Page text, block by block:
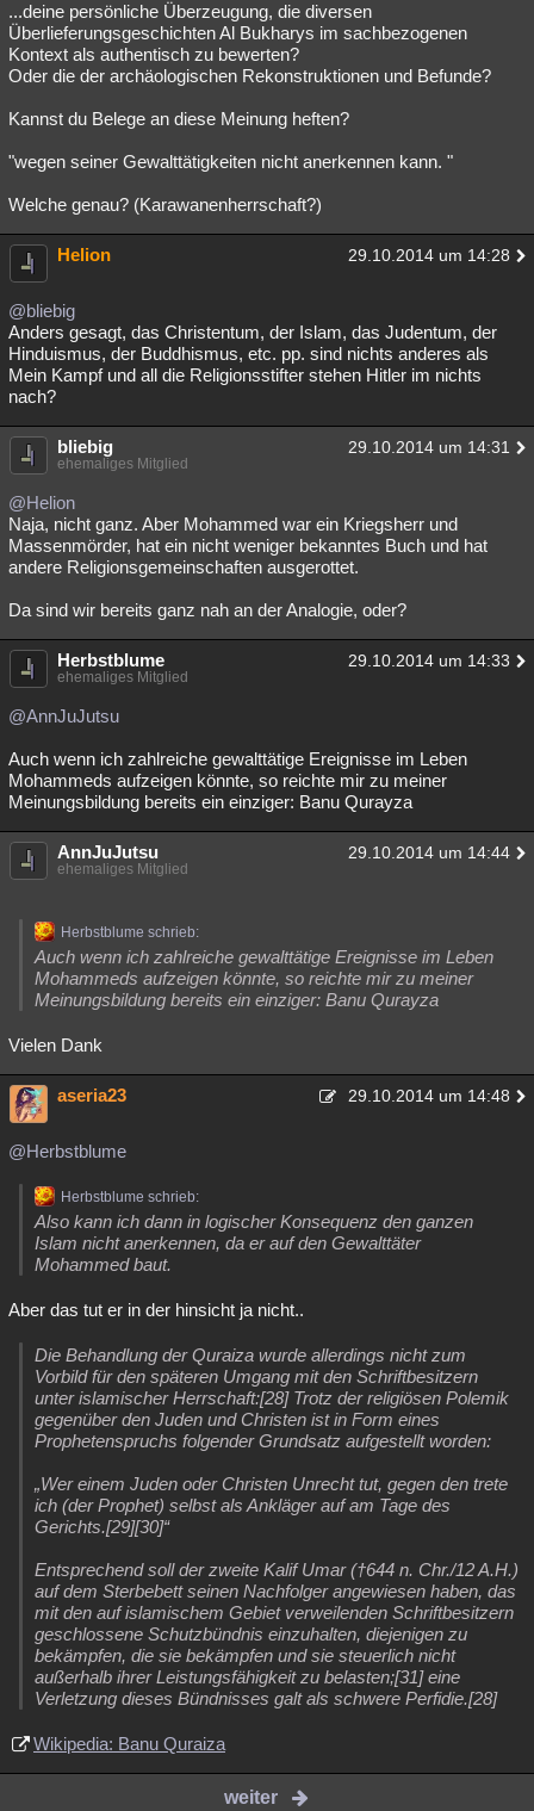
...deine persönliche Überzeugung, die diversen
Überlieferungsgeschichten Al Bukharys im sachbezogenen
Kontext als authentisch zu bewerten?
Oder die der archäologischen Rekonstruktionen und Befunde?
Kannst du Belege an diese Meinung heften?
"wegen seiner Gewalttätigkeiten nicht anerkennen kann. "
Welche genau? (Karawanenherrschaft?)
Helion 29.10.2014 um 14:28
@bliebig
Anders gesagt, das Christentum, der Islam, das Judentum, der
Hinduismus, der Buddhismus, etc. pp. sind nichts anderes als
Mein Kampf und all die Religionsstifter stehen Hitler im nichts
nach?
bliebig 29.10.2014 um 14:31
ehemaliges Mitglied
@Helion
Naja, nicht ganz. Aber Mohammed war ein Kriegsherr und
Massenmörder, hat ein nicht weniger bekanntes Buch und hat
andere Religionsgemeinschaften ausgerottet.
Da sind wir bereits ganz nah an der Analogie, oder?
Herbstblume 29.10.2014 um 14:33
ehemaliges Mitglied
@AnnJuJutsu
Auch wenn ich zahlreiche gewalttätige Ereignisse im Leben
Mohammeds aufzeigen könnte, so reichte mir zu meiner
Meinungsbildung bereits ein einziger: Banu Qurayza
AnnJuJutsu 29.10.2014 um 14:44
ehemaliges Mitglied
Herbstblume schrieb:
Auch wenn ich zahlreiche gewalttätige Ereignisse im Leben
Mohammeds aufzeigen könnte, so reichte mir zu meiner
Meinungsbildung bereits ein einziger: Banu Qurayza
Vielen Dank
aseria23 29.10.2014 um 14:48
@Herbstblume
Herbstblume schrieb:
Also kann ich dann in logischer Konsequenz den ganzen
Islam nicht anerkennen, da er auf den Gewalttäter
Mohammed baut.
Aber das tut er in der hinsicht ja nicht..
Die Behandlung der Quraiza wurde allerdings nicht zum
Vorbild für den späteren Umgang mit den Schriftbesitzern
unter islamischer Herrschaft:[28] Trotz der religiösen Polemik
gegenüber den Juden und Christen ist in Form eines
Prophetenspruchs folgender Grundsatz aufgestellt worden:
„Wer einem Juden oder Christen Unrecht tut, gegen den trete
ich (der Prophet) selbst als Ankläger auf am Tage des
Gerichts.[29][30]“
Entsprechend soll der zweite Kalif Umar (†644 n. Chr./12 A.H.)
auf dem Sterbebett seinen Nachfolger angewiesen haben, das
mit den auf islamischem Gebiet verweilenden Schriftbesitzern
geschlossene Schutzbündnis einzuhalten, diejenigen zu
bekämpfen, die sie bekämpfen und sie steuerlich nicht
außerhalb ihrer Leistungsfähigkeit zu belasten;[31] eine
Verletzung dieses Bündnisses galt als schwere Perfidie.[28]
Wikipedia: Banu Quraiza
weiter